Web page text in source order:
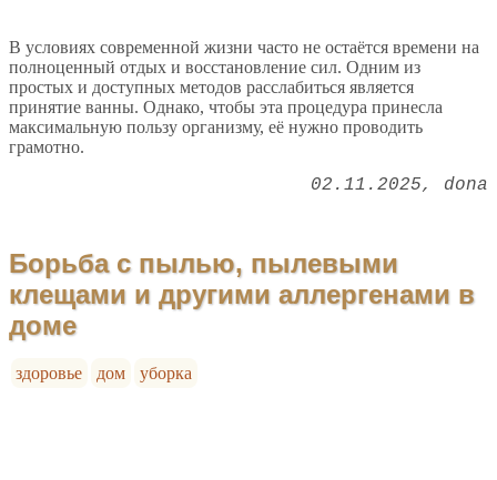
В условиях современной жизни часто не остаётся времени на
полноценный отдых и восстановление сил. Одним из
простых и доступных методов расслабиться является
принятие ванны. Однако, чтобы эта процедура принесла
максимальную пользу организму, её нужно проводить
грамотно.
02.11.2025 dona
Борьба с пылью, пылевыми
клещами и другими аллергенами в
доме
здоровье дом уборка